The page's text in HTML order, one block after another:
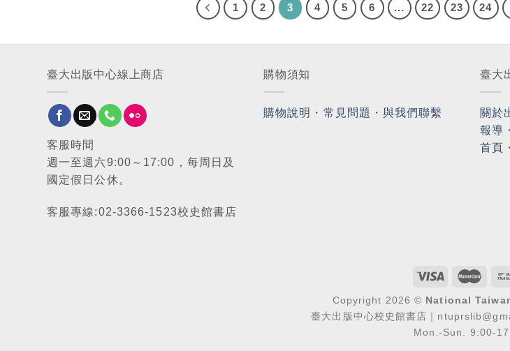
1 2 3 4 5 6 ... 22 23 24
臺大出版中心線上商店
客服時間
週一至週六9:00～17:00，每周日及
國定假日公休。
客服專線:02-3366-1523校史館書店
購物須知
購物說明 ・ 常見問題 ・與我們聯繫
臺大
關於
報導
首頁 ・
Copyright 2026 © National
臺大出版中心校史館書店｜
Mon.-Sun. 9:00-